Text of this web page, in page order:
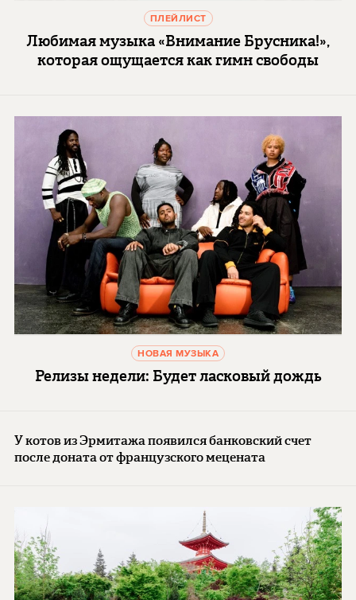
ПЛЕЙЛИСТ
Любимая музыка «Внимание Брусника!»,
которая ощущается как гимн свободы
НОВАЯ МУЗЫКА
Релизы недели: Будет ласковый дождь
У котов из Эрмитажа появился банковский счет
после доната от французского мецената